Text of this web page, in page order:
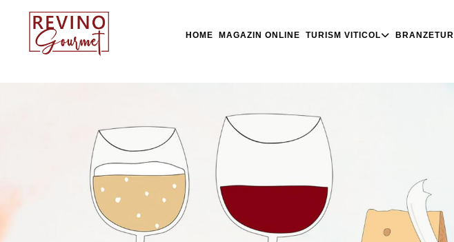
HOME MAGAZIN ONLINE TURISM VITICOL BRANZETURI